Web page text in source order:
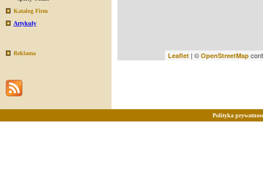
Katalog Firm
Artykuły
Reklama Leaflet | © OpenStreetMap
Polityka